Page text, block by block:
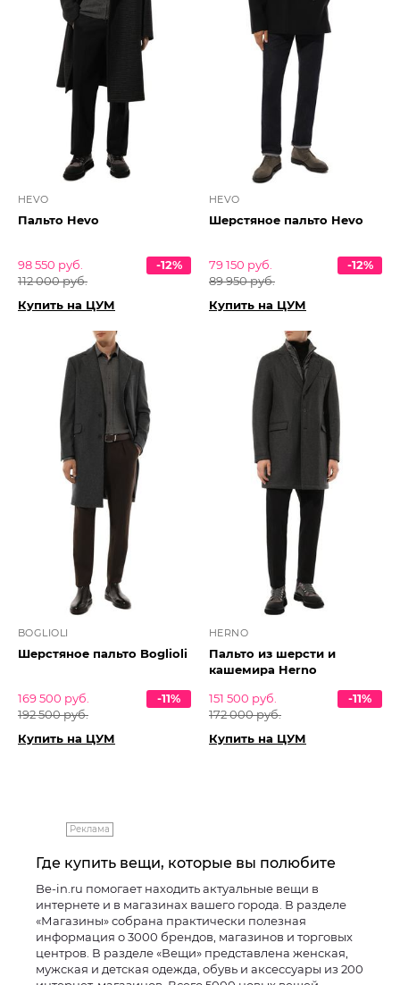
HEVO
Пальто Hevo
98 550 руб.
112 000 руб.
-12%
Купить на ЦУМ
HEVO
Шерстяное пальто Hevo
79 150 руб.
89 950 руб.
-12%
Купить на ЦУМ
BOGLIOLI
Шерстяное пальто Boglioli
169 500 руб.
192 500 руб.
-11%
Купить на ЦУМ
HERNO
Пальто из шерсти и
кашемира Herno
151 500 руб.
172 000 руб.
-11%
Купить на ЦУМ
Реклама
Где купить вещи, которые вы полюбите
Be-in.ru помогает находить актуальные вещи в
интернете и в магазинах вашего города. В разделе
«Магазины» собрана практически полезная
информация о 3000 брендов, магазинов и торговых
центров. В разделе «Вещи» представлена женская,
мужская и детская одежда, обувь и аксессуары из 200